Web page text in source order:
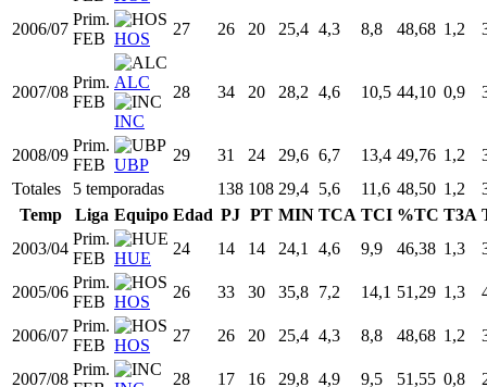
2006/07
Prim.
FEB HOS
27 26 20 25,4 4,3 8,8 48,68 1,2
2007/08
Prim.
FEB
ALC
INC
28 34 20 28,2 4,6 10,5 44,10 0,9
2008/09
Prim.
FEB UBP
29 31 24 29,6 6,7 13,4 49,76 1,2
Totales
5 temporadas 138 108 29,4 5,6 11,6 48,50 1,2
Temp
Liga Equipo Edad PJ PT MIN TCA TCI %TC T3A
2003/04
Prim.
FEB HUE
24 14 14 24,1 4,6 9,9 46,38 1,3
2005/06
Prim.
FEB HOS
26 33 30 35,8 7,2 14,1 51,29 1,3
2006/07
Prim.
FEB HOS
27 26 20 25,4 4,3 8,8 48,68 1,2
2007/08
Prim.
28 17 16 29,8 4,9 9,5 51,55 0,8